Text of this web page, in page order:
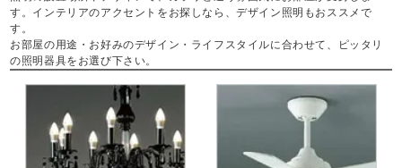
す。インテリアのアクセントをお探しなら、デザイン照明もおススメで
す。
お部屋の用途・お好みのデザイン・ライフスタイルに合わせて、ピッタリ
の照明器具をお選び下さい。